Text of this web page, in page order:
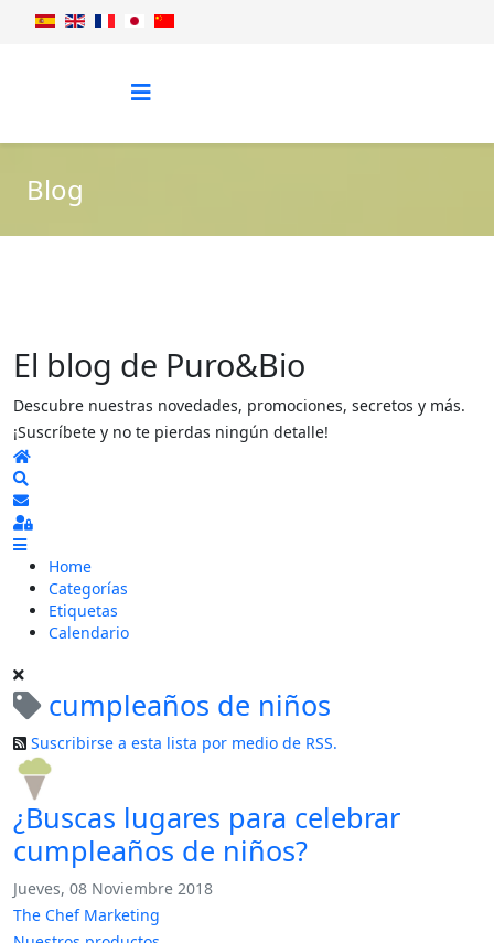
Blog
El blog de Puro&Bio
Descubre nuestras novedades, promociones, secretos y más.
¡Suscríbete y no te pierdas ningún detalle!
Home
Suscribirse a las actualizaciones
Sign In
Home
Categorías
Etiquetas
Calendario
cumpleaños de niños
Suscribirse a esta lista por medio de RSS.
¿Buscas lugares para celebrar
cumpleaños de niños?
Jueves, 08 Noviembre 2018
The Chef Marketing